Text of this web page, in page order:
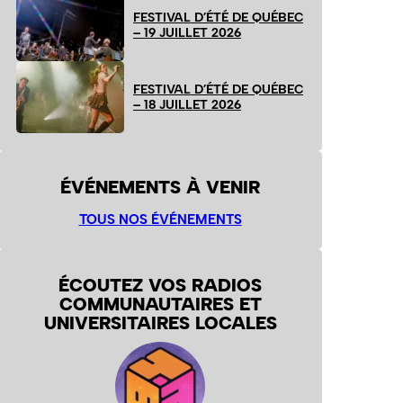
FESTIVAL D’ÉTÉ DE QUÉBEC
– 19 JUILLET 2026
FESTIVAL D’ÉTÉ DE QUÉBEC
– 18 JUILLET 2026
ÉVÉNEMENTS À VENIR
TOUS NOS ÉVÉNEMENTS
ÉCOUTEZ VOS RADIOS
COMMUNAUTAIRES ET
UNIVERSITAIRES LOCALES